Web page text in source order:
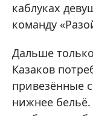
каблуках
команду
Дальше
Казаков
привезённые
нижнее бельё.